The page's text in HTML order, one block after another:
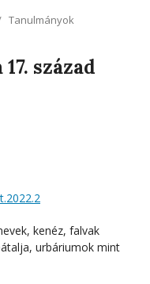
Tanulmányok
század
kenéz, falvak
urbáriumok mint